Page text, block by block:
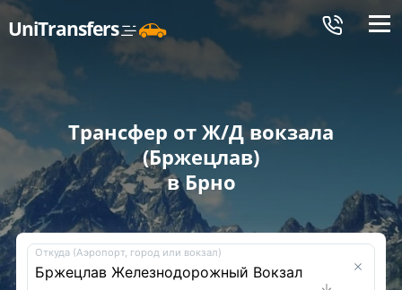
UniTransfers Меню
Трансфер от Ж/Д вокзала
(Бржецлав)
в Брно
Откуда (Аэропорт, город или вокзал)